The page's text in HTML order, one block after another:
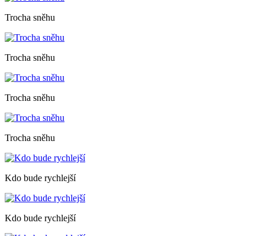
Trocha sněhu
Trocha sněhu
Trocha sněhu
Trocha sněhu
Kdo bude rychlejší
Kdo bude rychlejší